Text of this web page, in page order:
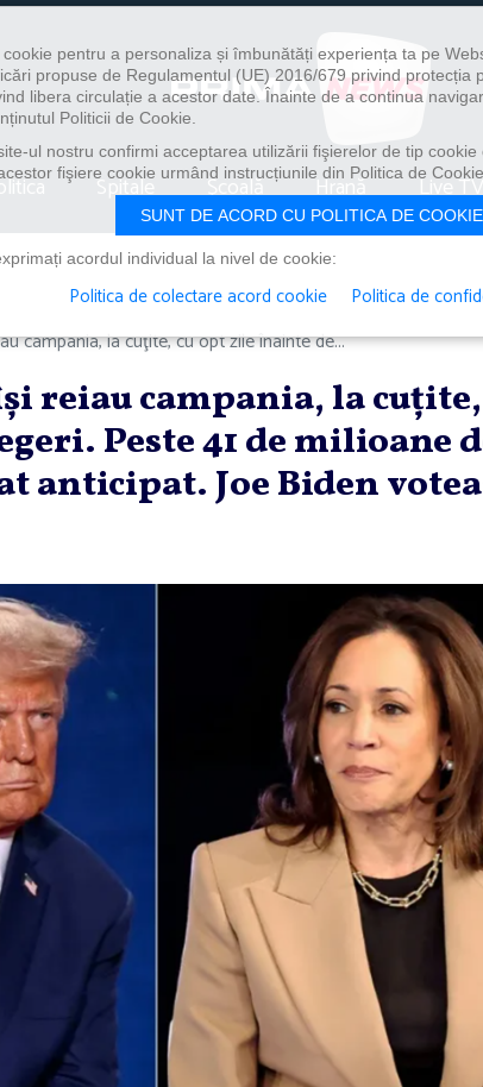
Spitale Școală Hrană Live TV
campania, la cuţite, cu opt zile înainte de...
reiau campania, la
Peste 41 de milioane
anticipat. Joe Biden
pentru a personaliza și îmbunătăți experiența ta pe
propuse de Regulamentul (UE) 2016/679 privind
libera circulație a acestor date. Înainte de a continua
Politicii de Cookie.
ul nostru confirmi acceptarea utilizării fişierelor de tip
fişiere cookie urmând instrucțiunile din Politica de Cookie.
SUNT DE ACORD CU POLITICA DE COOKIE
acordul individual la nivel de cookie:
Politica de colectare acord cookie Politica de